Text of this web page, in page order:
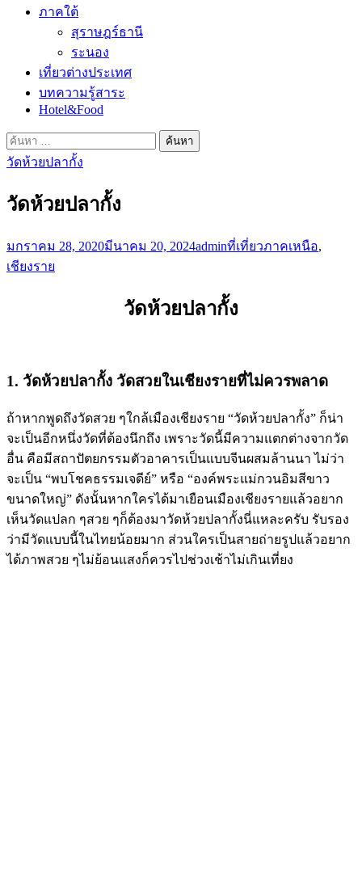
ภาคใต้
สุราษฎร์ธานี
ระนอง
เที่ยวต่างประเทศ
บทความรู้สาระ
Hotel&Food
ค้นหา
สำหรับ:
วัดห้วยปลากั้ง
วัดห้วยปลากั้ง
มกราคม 28, 2020มีนาคม 20, 2024adminที่เที่ยวภาคเหนือ,
เชียงราย
วัดห้วยปลากั้ง
1. วัดห้วยปลากั้ง วัดสวยในเชียงรายที่ไม่ควรพลาด
ถ้าหากพูดถึงวัดสวย ๆใกล้เมืองเชียงราย “วัดห้วยปลากั้ง” ก็น่า
จะเป็นอีกหนึ่งวัดที่ต้องนึกถึง เพราะวัดนี้มีความแตกต่างจากวัด
อื่น คือมีสถาปัตยกรรมตัวอาคารเป็นแบบจีนผสมล้านนา ไม่ว่า
จะเป็น “พบโชคธรรมเจดีย์” หรือ “องค์พระแม่กวนอิมสีขาว
ขนาดใหญ่” ดังนั้นหากใครได้มาเยือนเมืองเชียงรายแล้วอยาก
เห็นวัดแปลก ๆสวย ๆก็ต้องมาวัดห้วยปลากั้งนี่แหละครับ รับรอง
ว่ามีวัดแบบนี้ในไทยน้อยมาก ส่วนใครเป็นสายถ่ายรูปแล้วอยาก
ได้ภาพสวย ๆไม่ย้อนแสงก็ควรไปช่วงเช้าไม่เกินเที่ยง